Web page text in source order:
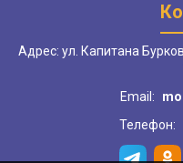
Адрес: ул. Капитана
Email:
Телефон: